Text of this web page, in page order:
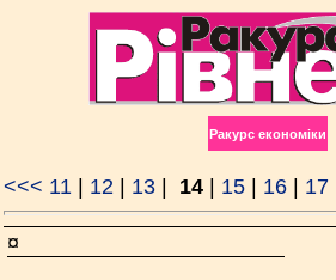
Ракурс економiки
<<< 11 12 13 14 15 16 17
¤